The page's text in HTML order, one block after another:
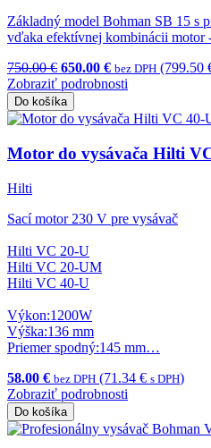
Základný model Bohman SB 15 s
vďaka efektívnej kombinácii
750.00 € 650.00 € bez DPH (799.50
Zobraziť podrobnosti
Do košíka
Motor do vysávača Hilti
Hilti
Sací motor 230 V pre vysávač
Hilti VC 20-U
Hilti VC 20-UM
Hilti VC 40-U
Výkon:1200W
Výška:136 mm
Priemer spodný:145 mm…
58.00 € bez DPH (71.34 € s DPH)
Zobraziť podrobnosti
Do košíka